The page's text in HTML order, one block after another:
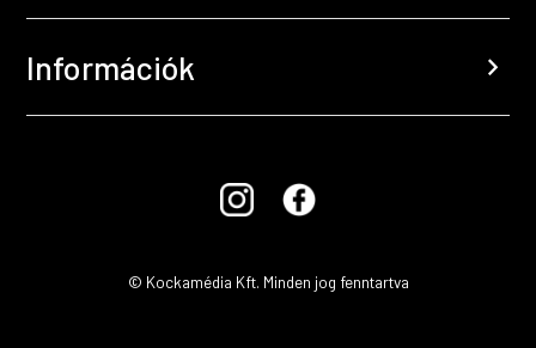
Információk chevron_right
© Kockamédia Kft. Minden jog fenntartva